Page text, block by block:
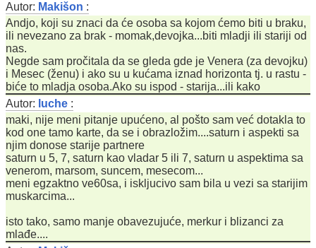
Autor: Makišon :
Andjo, koji su znaci da će osoba sa kojom ćemo biti u braku,
ili nevezano za brak - momak,devojka...biti mladji ili stariji od
nas.
Negde sam pročitala da se gleda gde je Venera (za devojku)
i Mesec (ženu) i ako su u kućama iznad horizonta tj. u rastu -
biće to mladja osoba.Ako su ispod - starija...ili kako
Autor: luche :
maki, nije meni pitanje upućeno, al pošto sam već dotakla to
kod one tamo karte, da se i obrazložim....saturn i aspekti sa
njim donose starije partnere
saturn u 5, 7, saturn kao vladar 5 ili 7, saturn u aspektima sa
venerom, marsom, suncem, mesecom...
meni egzaktno ve60sa, i iskljucivo sam bila u vezi sa starijim
muskarcima...
isto tako, samo manje obavezujuće, merkur i blizanci za
mlađe....